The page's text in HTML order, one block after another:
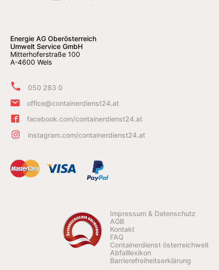
Energie AG Oberösterreich
Umwelt Service GmbH
Mitterhoferstraße 100
A-4600 Wels
050 283 0
office@containerdienst24.at
facebook.com/containerdienst24.at
instagram.com/containerdienst24.at
Impressum & Datenschutz
AGB
Kontakt
FAQ
Containerdienst österreichweit
Abfalllexikon
Barrierefreiheitserklärung